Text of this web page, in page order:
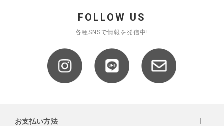
FOLLOW US
各種SNSで情報を発信中!
お支払い方法